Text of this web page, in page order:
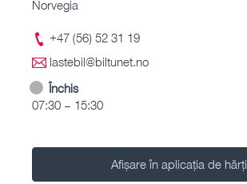
Norvegia
+47 (56) 52 31 19
lastebil@biltunet.no
Închis
07:30 – 15:30
Afișare în aplicația de hărți